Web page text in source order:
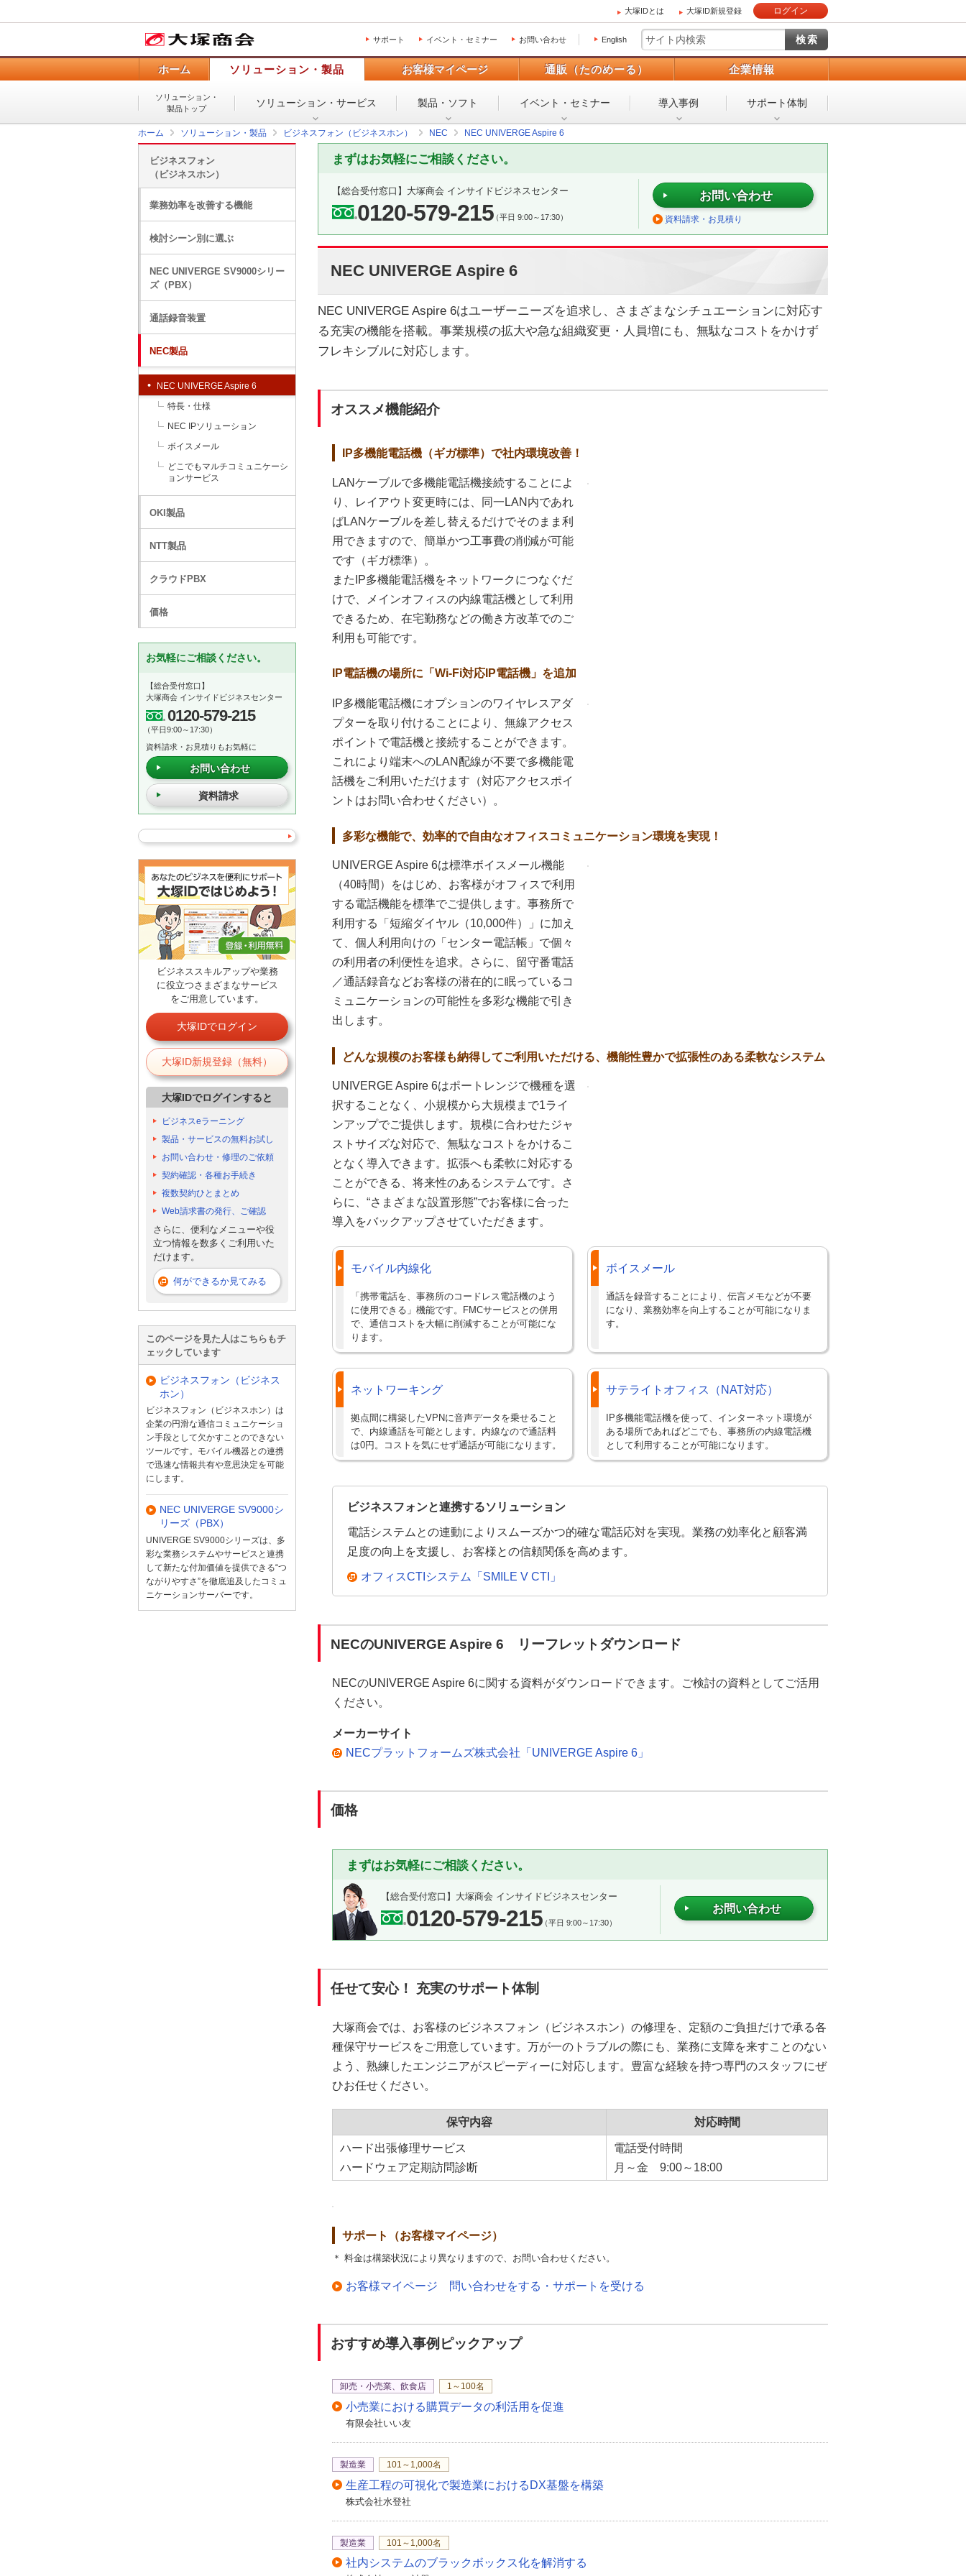
大塚IDとは 大塚ID新規登録 ログイン
サポート イベント・セミナー お問い合わせ English
ホーム ソリューション・製品 お客様マイページ 通販（たのめーる） 企業情報
ソリューション・
製品トップ
ソリューション・ サービス 製品・ソフト イベント・ セミナー 導入事例 サポート体制
ホーム ソリューション・製品 ビジネスフォン（ビジネスホン） NEC NEC UNIVERGE Aspire 6
まずはお気軽にご相談ください。
【総合受付窓口】 大塚商会 インサイドビジネスセンター
0120-579-215（平日 9:00～17:30）
お問い合わせ
資料請求・お見積り
NEC UNIVERGE Aspire 6
NEC UNIVERGE Aspire 6はユーザーニーズを追求し、さまざまなシチュエーションに対応す
る充実の機能を搭載。事業規模の拡大や急な組織変更・人員増にも、無駄なコストをかけず
フレキシブルに対応します。
オススメ機能紹介
IP多機能電話機（ギガ標準）で社内環境改善！
LANケーブルで多機能電話機接続することによ
り、レイアウト変更時には、同一LAN内であれ
ばLANケーブルを差し替えるだけでそのまま利
用できますので、簡単かつ工事費の削減が可能
です（ギガ標準）。
またIP多機能電話機をネットワークにつなぐだ
けで、メインオフィスの内線電話機として利用
できるため、在宅勤務などの働き方改革でのご
利用も可能です。
IP電話機の場所に「Wi-Fi対応IP電話機」を追加
IP多機能電話機にオプションのワイヤレスアダ
プターを取り付けることにより、無線アクセス
ポイントで電話機と接続することができます。
これにより端末へのLAN配線が不要で多機能電
話機をご利用いただけます（対応アクセスポイ
ントはお問い合わせください）。
多彩な機能で、効率的で自由なオフィスコミュニケーション環境を実現！
UNIVERGE Aspire 6は標準ボイスメール機能
（40時間）をはじめ、お客様がオフィスで利用
する電話機能を標準でご提供します。事務所で
利用する「短縮ダイヤル（10,000件）」に加え
て、個人利用向けの「センター電話帳」で個々
の利用者の利便性を追求。さらに、留守番電話
／通話録音などお客様の潜在的に眠っているコ
ミュニケーションの可能性を多彩な機能で引き
出します。
どんな規模のお客様も納得してご利用いただける、機能性豊かで拡張性のある柔軟なシステム
UNIVERGE Aspire 6はポートレンジで機種を選
択することなく、小規模から大規模まで1ライ
ンアップでご提供します。規模に合わせたジャ
ストサイズな対応で、無駄なコストをかけるこ
となく導入できます。拡張へも柔軟に対応する
ことができる、将来性のあるシステムです。さ
らに、“さまざまな設置形態”でお客様に合った
導入をバックアップさせていただきます。
モバイル内線化
「携帯電話を、事務所のコードレス電話機のよう
に使用できる」機能です。FMCサービスとの併用
で、通信コストを大幅に削減することが可能にな
ります。
ボイスメール
通話を録音することにより、伝言メモなどが不要
になり、業務効率を向上することが可能になりま
す。
ネットワーキング
拠点間に構築したVPNに音声データを乗せること
で、内線通話を可能とします。内線なので通話料
は0円。コストを気にせず通話が可能になります。
サテライトオフィス（NAT対応）
IP多機能電話機を使って、インターネット環境が
ある場所であればどこでも、事務所の内線電話機
として利用することが可能になります。
ビジネスフォンと連携するソリューション
電話システムとの連動によりスムーズかつ的確な電話応対を実現。業務の効率化と顧客満
足度の向上を支援し、お客様との信頼関係を高めます。
オフィスCTIシステム「SMILE V CTI」
NECのUNIVERGE Aspire 6 リーフレットダウンロード
NECのUNIVERGE Aspire 6に関する資料がダウンロードできます。ご検討の資料としてご活用
ください。
メーカーサイト
NECプラットフォームズ株式会社「UNIVERGE Aspire 6」
価格
まずはお気軽にご相談ください。
【総合受付窓口】 大塚商会 インサイドビジネスセンター
0120-579-215（平日 9:00～17:30）
お問い合わせ
任せて安心！ 充実のサポート体制
大塚商会では、お客様のビジネスフォン（ビジネスホン）の修理を、定額のご負担だけで承る各
種保守サービスをご用意しています。万が一のトラブルの際にも、業務に支障を来すことのない
よう、熟練したエンジニアがスピーディーに対応します。豊富な経験を持つ専門のスタッフにぜ
ひお任せください。
保守内容 対応時間
ハード出張修理サービス
ハードウェア定期訪問診断
電話受付時間
月～金 9:00～18:00
サポート（お客様マイページ）
＊ 料金は構築状況により異なりますので、お問い合わせください。
お客様マイページ 問い合わせをする・サポートを受ける
おすすめ導入事例ピックアップ
卸売・小売業、飲食店 1～100名
小売業における購買データの利活用を促進
有限会社いい友
製造業 101～1,000名
生産工程の可視化で製造業におけるDX基盤を構築
株式会社水登社
製造業 101～1,000名
社内システムのブラックボックス化を解消する
ビジネスフォン
（ビジネスホン）
業務効率を改善する機能
検討シーン別に選ぶ
NEC UNIVERGE SV9000シリー
ズ（PBX）
通話録音装置
NEC製品
NEC UNIVERGE Aspire 6
特長・仕様
NEC IPソリューション
ボイスメール
どこでもマルチコミュニケーシ
ョンサービス
OKI製品
NTT製品
クラウドPBX
価格
お気軽にご相談ください。
【総合受付窓口】
大塚商会 インサイドビジネスセンター
0120-579-215
（平日9:00～17:30）
資料請求・お見積りもお気軽に
お問い合わせ
資料請求
ビジネススキルアップや業務
に役立つさまざまなサービス
をご用意しています。
大塚IDでログイン
大塚ID新規登録（無料）
大塚IDでログインすると
ビジネスeラーニング
製品・サービスの無料お試し
お問い合わせ・修理のご依頼
契約確認・各種お手続き
複数契約ひとまとめ
Web請求書の発行、ご確認
さらに、便利なメニューや役
立つ情報を数多くご利用いた
だけます。
何ができるか見てみる
このページを見た人はこちらもチ
ェックしています
ビジネスフォン（ビジネス
ホン）
ビジネスフォン（ビジネスホン）は
企業の円滑な通信コミュニケーショ
ン手段として欠かすことのできない
ツールです。モバイル機器との連携
で迅速な情報共有や意思決定を可能
にします。
NEC UNIVERGE SV9000シ
リーズ（PBX）
UNIVERGE SV9000シリーズは、多
彩な業務システムやサービスと連携
して新たな付加価値を提供できる“つ
ながりやすさ”を徹底追及したコミュ
ニケーションサーバーです。